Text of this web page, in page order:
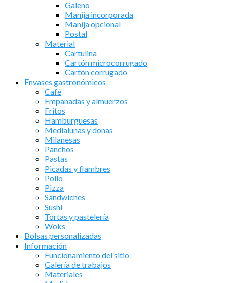
Galeno
Manija incorporada
Manija opcional
Postal
Material
Cartulina
Cartón microcorrugado
Cartón corrugado
Envases gastronómicos
Café
Empanadas y almuerzos
Fritos
Hamburguesas
Medialunas y donas
Milanesas
Panchos
Pastas
Picadas y fiambres
Pollo
Pizza
Sándwiches
Sushi
Tortas y pastelería
Woks
Bolsas personalizadas
Información
Funcionamiento del sitio
Galería de trabajos
Materiales